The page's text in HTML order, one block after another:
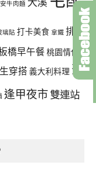
牛肉麵
璃貼 打卡美食 拿鐵 排骨
橋早午餐 桃園情侶
穿搭 義大利料理 聚
逢甲夜市 雙連站